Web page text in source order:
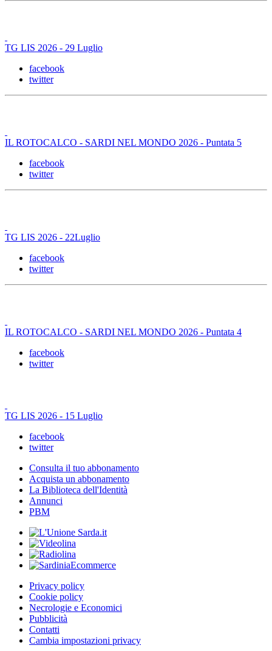
TG LIS 2026 - 29 Luglio
facebook
twitter
IL ROTOCALCO - SARDI NEL MONDO 2026 - Puntata 5
facebook
twitter
TG LIS 2026 - 22Luglio
facebook
twitter
IL ROTOCALCO - SARDI NEL MONDO 2026 - Puntata 4
facebook
twitter
TG LIS 2026 - 15 Luglio
facebook
twitter
Consulta il tuo abbonamento
Acquista un abbonamento
La Biblioteca dell'Identità
Annunci
PBM
Privacy policy
Cookie policy
Necrologie e Economici
Pubblicità
Contatti
Cambia impostazioni privacy